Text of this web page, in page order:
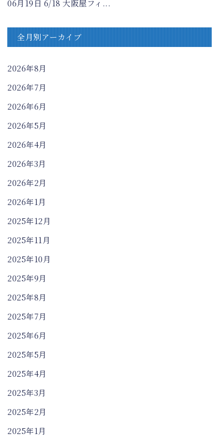
06月19日 6/18 大阪屋フィ...
全月別アーカイブ
2026年8月
2026年7月
2026年6月
2026年5月
2026年4月
2026年3月
2026年2月
2026年1月
2025年12月
2025年11月
2025年10月
2025年9月
2025年8月
2025年7月
2025年6月
2025年5月
2025年4月
2025年3月
2025年2月
2025年1月